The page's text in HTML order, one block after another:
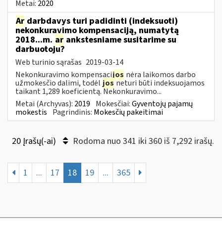
Metai: 2020
Ar darbdavys turi padidinti (indeksuoti)
nekonkuravimo kompensaciją, numatytą
2018...m. ar ankstesniame susitarime su
darbuotoju?
Web turinio sąrašas 2019-03-14
Nekonkuravimo kompensacijos nėra laikomos darbo
užmokesčio dalimi, todėl josneturi būti indeksuojamos
taikant 1,289 koeficientą. Nekonkuravimo...
Metai (Archyvas): 2019 Mokesčiai:Gyventojų pajamų
mokestis Pagrindinis: Mokesčių pakeitimai
20 Įrašų(-ai) Rodoma nuo 341 iki 360 iš 7,292 irašų.
1 ... 17 18 19 ... 365